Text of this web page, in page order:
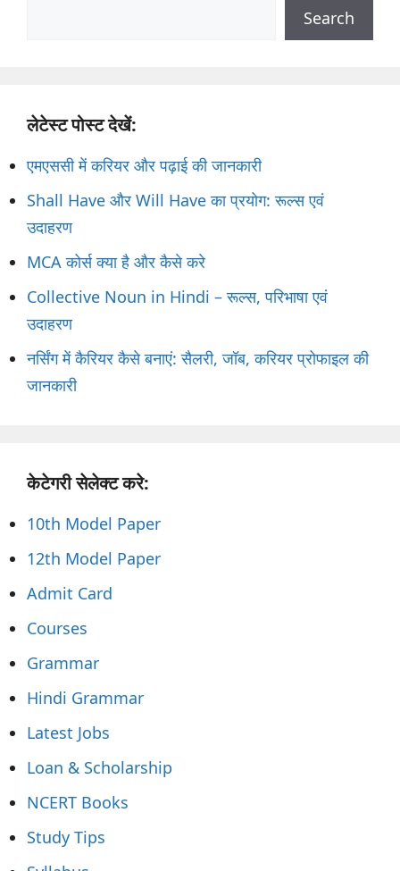
Search
लेटेस्ट पोस्ट देखें:
एमएससी में करियर और पढ़ाई की जानकारी
Shall Have और Will Have का प्रयोग: रूल्स एवं
उदाहरण
MCA कोर्स क्या है और कैसे करे
Collective Noun in Hindi – रूल्स, परिभाषा एवं
उदाहरण
नर्सिंग में कैरियर कैसे बनाएं: सैलरी, जॉब, करियर प्रोफाइल की
जानकारी
केटेगरी सेलेक्ट करे:
10th Model Paper
12th Model Paper
Admit Card
Courses
Grammar
Hindi Grammar
Latest Jobs
Loan & Scholarship
NCERT Books
Study Tips